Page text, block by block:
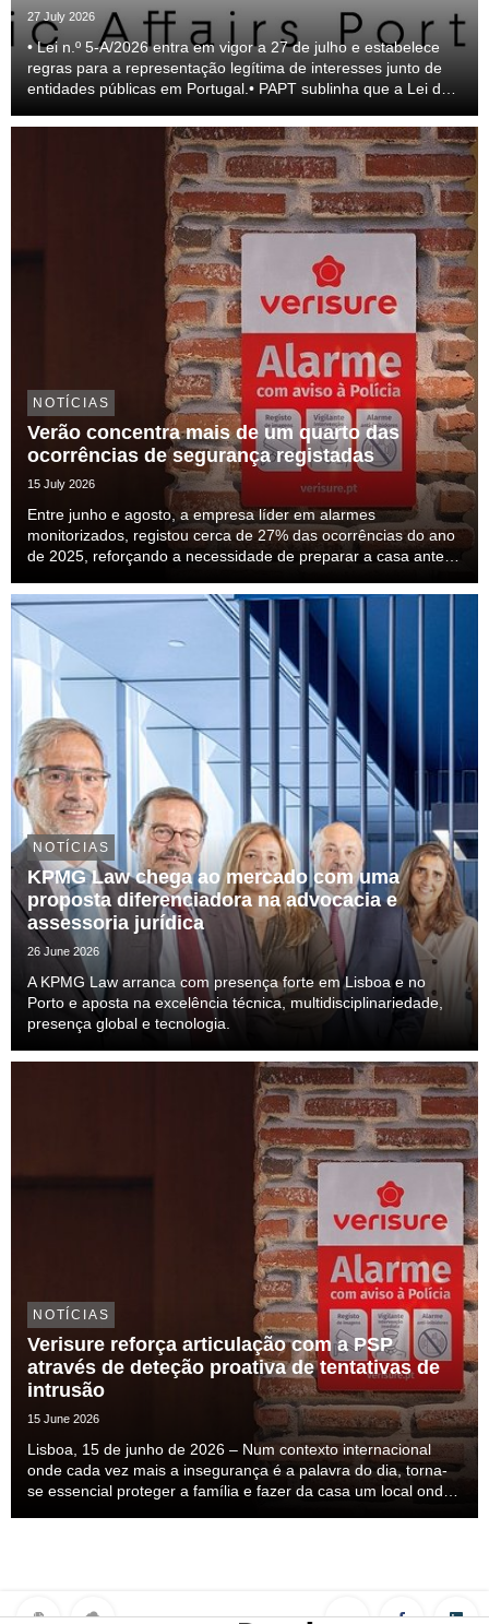
27 July 2026
• Lei n.º 5-A/2026 entra em vigor a 27 de julho e estabelece
regras para a representação legítima de interesses junto de
entidades públicas em Portugal.• PAPT sublinha que a Lei do
do setor e para a transparên...
NOTÍCIAS
Verão concentra mais de um quarto das
ocorrências de segurança registadas
15 July 2026
Entre junho e agosto, a empresa líder em alarmes
monitorizados, registou cerca de 27% das ocorrências do ano
de 2025, reforçando a necessidade de preparar a casa antes
NOTÍCIAS
KPMG Law chega ao mercado com uma
proposta diferenciadora na advocacia e
assessoria jurídica
26 June 2026
A KPMG Law arranca com presença forte em Lisboa e no
Porto e aposta na excelência técnica, multidisciplinariedade,
presença global e tecnologia.
NOTÍCIAS
Verisure reforça articulação com a PSP
através de deteção proativa de tentativas de
intrusão
15 June 2026
Lisboa, 15 de junho de 2026 – Num contexto internacional
onde cada vez mais a insegurança é a palavra do dia, torna-
se essencial proteger a família e fazer da casa um local onde